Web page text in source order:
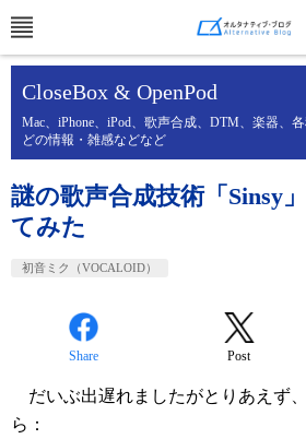
CloseBox & OpenPod
Mac、iPhone、iPod、歌声合成、DTM、楽器、
どの情報・雑感などなど
謎の歌声合成技術「Sinsy
てみた
初音ミク（VOCALOID）
Share Post
だいぶ出遅れましたがとりあえず
ら：